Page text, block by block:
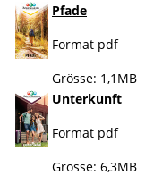
Pfade
Format pdf
Grösse: 1,1MB
Unterkunft
Format pdf
Grösse: 6,3MB